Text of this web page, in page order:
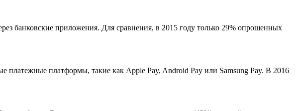
банковские приложения. Для сравнения, в 2015 году только 29% опрошенных
платежные платформы, такие как Apple Pay, Android Pay или Samsung Pay. В 2016